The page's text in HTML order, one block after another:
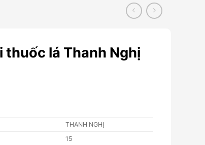
thuốc lá Thanh Nghị
THANH NGHỊ
15